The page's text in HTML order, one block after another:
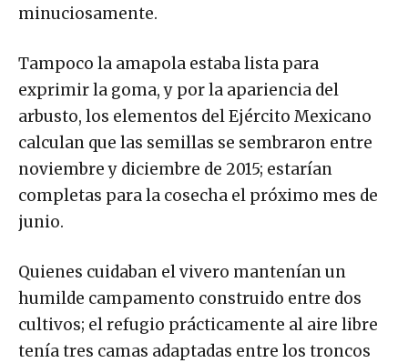
minuciosamente.
Tampoco la amapola estaba lista para
exprimir la goma, y por la apariencia del
arbusto, los elementos del Ejército Mexicano
calculan que las semillas se sembraron entre
noviembre y diciembre de 2015; estarían
completas para la cosecha el próximo mes de
junio.
Quienes cuidaban el vivero mantenían un
humilde campamento construido entre dos
cultivos; el refugio prácticamente al aire libre
tenía tres camas adaptadas entre los troncos